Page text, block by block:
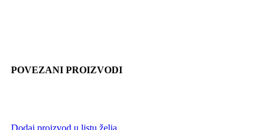
POVEZANI PROIZVODI
Dodaj proizvod u listu želja